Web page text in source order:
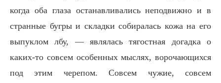
когда оба глаза останавливались неподвижно и в
странные бугры и складки собиралась кожа на его
выпуклом лбу, — являлась тягостная догадка о
каких-то совсем особенных мыслях, ворочающихся
под этим черепом. Совсем чужие, совсем